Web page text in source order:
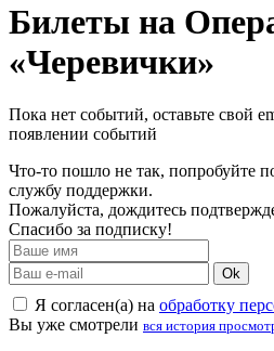
Билеты на
«Черевички»
Пока нет событий, оставьте свой
появлении событий
Что-то пошло не так, попробуйте
службу поддержки.
Пожалуйста, дождитесь
Спасибо за подписку!
Ok
Я согласен(а) на обработку
Вы уже смотрели вся история